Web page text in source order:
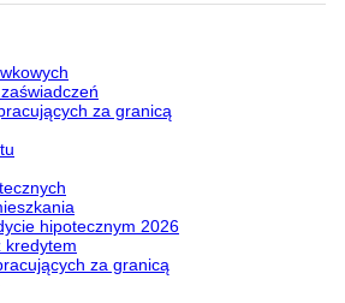
za granicą
hipotecznym 2026
kredytem
za granicą